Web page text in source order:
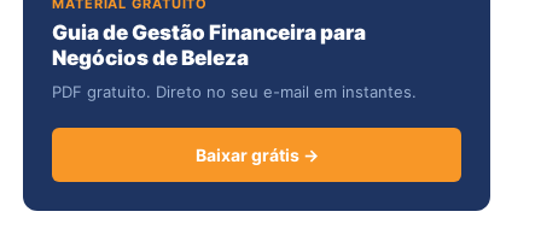
MATERIAL GRATUITO
Guia de Gestão Financeira para
Negócios de Beleza
PDF gratuito. Direto no seu e-mail em instantes.
Baixar grátis →